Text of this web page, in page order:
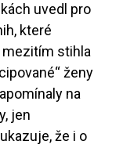
uvedl pro
které
mezitím stihla
ženy
na
jen
ukazuje, že i o